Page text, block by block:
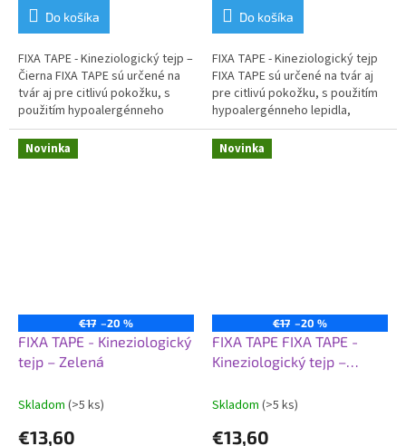
Do košíka
FIXA TAPE - Kineziologický tejp –
Čierna FIXA TAPE sú určené na
tvár aj pre citlivú pokožku, s
použitím hypoalergénneho
lepidla. Zaisťujú tak optimálnu
podporu bez...
Do košíka
FIXA TAPE - Kineziologický tejp
FIXA TAPE sú určené na tvár aj
pre citlivú pokožku, s použitím
hypoalergénneho lepidla,
zaisťujú tak optimálnu podporu
bez...
Novinka
€17 –20 %
FIXA TAPE - Kineziologický
tejp – Zelená
Skladom (>5 ks)
€13,60
Novinka
€17 –20 %
FIXA TAPE FIXA TAPE -
Kineziologický tejp –
Skladom (>5 ks)
€13,60